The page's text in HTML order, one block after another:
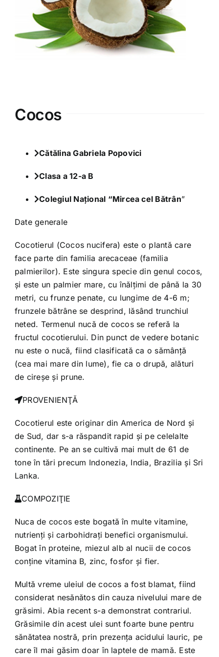
Clubul Iubim Fructele
Cocos
Cătălina Gabriela Popovici
Clasa a 12-a B
Colegiul Național “Mircea cel Bătrân”
Date generale
Cocotierul (Cocos nucifera) este o plantă care
face parte din familia arecaceae (familia
palmierilor). Este singura specie din genul cocos,
și este un palmier mare, cu înălțimi de până la 30
metri, cu frunze penate, cu lungime de 4-6 m;
frunzele bătrâne se desprind, lăsând trunchiul
neted. Termenul nucă de cocos se referă la
fructul cocotierului. Din punct de vedere botanic
nu este o nucă, fiind clasificată ca o sămânță
(cea mai mare din lume), fie ca o drupă, alături
de cireșe și prune.
PROVENIENŢĂ
Cocotierul este originar din America de Nord şi
de Sud, dar s-a răspandit rapid şi pe celelalte
continente. Pe an se cultivă mai mult de 61 de
tone în tări precum Indonezia, India, Brazilia şi Sri
Lanka.
COMPOZIŢIE
Nuca de cocos este bogată în multe vitamine,
nutrienţi şi carbohidraţi benefici organismului.
Bogat în proteine, miezul alb al nucii de cocos
conține vitamina B, zinc, fosfor și fier.
Multă vreme uleiul de cocos a fost blamat, fiind
considerat nesănătos din cauza nivelului mare de
grăsimi. Abia recent s-a demonstrat contrariul.
Grăsimile din acest ulei sunt foarte bune pentru
sănătatea nostră, prin prezența acidului lauric, pe
care îl mai găsim doar în laptele de mamă. Este